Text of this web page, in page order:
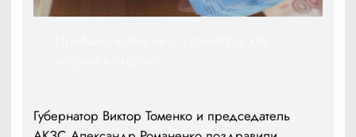
Губернатор Виктор Томенко и председатель